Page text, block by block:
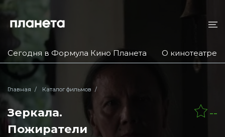
Сегодня в Формула Кино Планета О кинотеатре
Главная Каталог фильмов
Зеркала.
Пожиратели
--